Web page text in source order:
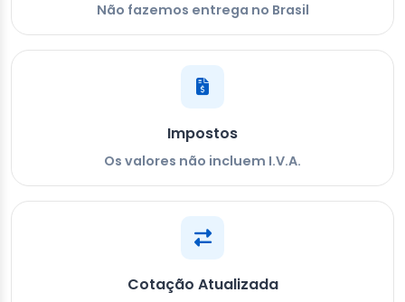
Não fazemos entrega no Brasil
Impostos
Os valores não incluem I.V.A.
Cotação Atualizada